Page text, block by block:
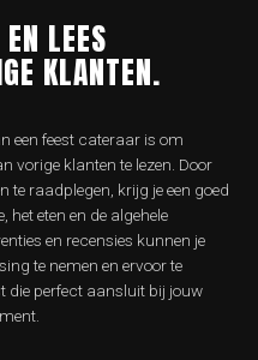
LEES
KLANTEN.
een feest cateraar is om
vorige klanten te lezen. Door
te raadplegen, krijg je een goed
het eten en de algehele
en recensies kunnen je
te nemen en ervoor te
die perfect aansluit bij jouw